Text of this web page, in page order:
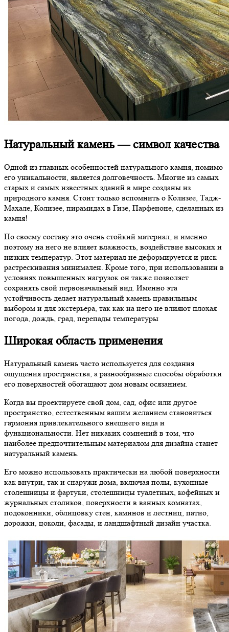
Натуральный камень — символ качества
Одной из главных особенностей натурального камня, помимо
его уникальности, является долговечность. Многие из самых
старых и самых известных зданий в мире созданы из
природного камня. Стоит только вспомнить о Колизее, Тадж-
Махале, Колизее, пирамидах в Гизе, Парфеноне, сделанных из
камня!
По своему составу это очень стойкий материал, и именно
поэтому на него не влияет влажность, воздействие высоких и
низких температур. Этот материал не деформируется и риск
растрескивания минимален. Кроме того, при использовании в
условиях повышенных нагрузок он также позволяет
сохранять свой первоначальный вид. Именно эта
устойчивость делает натуральный камень правильным
выбором и для экстерьера, так как на него не влияют плохая
погода, дождь, град, перепады температуры
Широкая область применения
Натуральный камень часто используется для создания
ощущения пространства, а разнообразные способы обработки
его поверхностей обогащают дом новым осязанием.
Когда вы проектируете свой дом, сад, офис или другое
пространство, естественным вашим желанием становиться
гармония привлекательного внешнего вида и
функциональности. Нет никаких сомнений в том, что
наиболее предпочтительным материалом для дизайна станет
натуральный камень.
Его можно использовать практически на любой поверхности
как внутри, так и снаружи дома, включая полы, кухонные
столешницы и фартуки, столешницы туалетных, кофейных и
журнальных столиков, поверхности в ванных комнатах,
подоконники, облицовку стен, каминов и лестниц, патио,
дорожки, цоколи, фасады, и ландшафтный дизайн участка.